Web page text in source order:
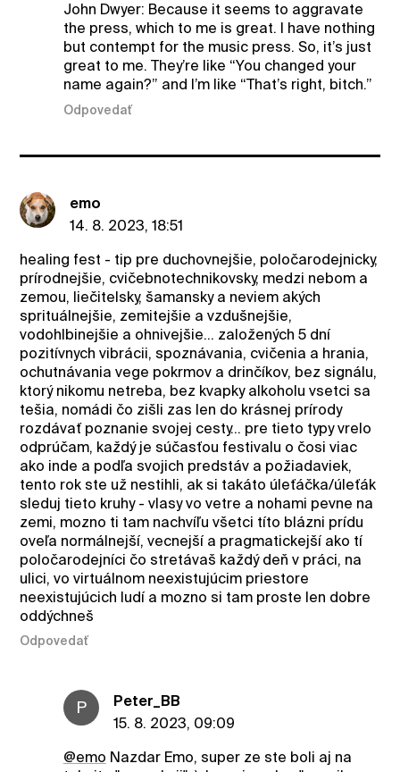
John Dwyer: Because it seems to aggravate
the press, which to me is great. I have nothing
but contempt for the music press. So, it’s just
great to me. They’re like “You changed your
name again?” and I’m like “That’s right, bitch.”
Odpovedať
emo
14. 8. 2023, 18:51
healing fest - tip pre duchovnejšie, poločarodejnicky,
prírodnejšie, cvičebnotechnikovsky, medzi nebom a
zemou, liečitelsky, šamansky a neviem akých
sprituálnejšie, zemitejšie a vzdušnejšie,
vodohlbinejšie a ohnivejšie... založených 5 dní
pozitívnych vibrácii, spoznávania, cvičenia a hrania,
ochutnávania vege pokrmov a drinčíkov, bez signálu,
ktorý nikomu netreba, bez kvapky alkoholu vsetci sa
tešia, nomádi čo zišli zas len do krásnej prírody
rozdávať poznanie svojej cesty... pre tieto typy vrelo
odprúčam, každý je súčasťou festivalu o čosi viac
ako inde a podľa svojich predstáv a požiadaviek,
tento rok ste už nestihli, ak si takáto úleťáčka/úleťák
sleduj tieto kruhy - vlasy vo vetre a nohami pevne na
zemi, mozno ti tam nachvíľu všetci títo blázni prídu
oveľa normálnejší, vecnejší a pragmatickejší ako tí
poločarodejníci čo stretávaš každý deň v práci, na
ulici, vo virtuálnom neexistujúcim priestore
neexistujúcich ludí a mozno si tam proste len dobre
oddýchneš
Odpovedať
P
Peter_BB
15. 8. 2023, 09:09
@emo Nazdar Emo, super ze ste boli aj na